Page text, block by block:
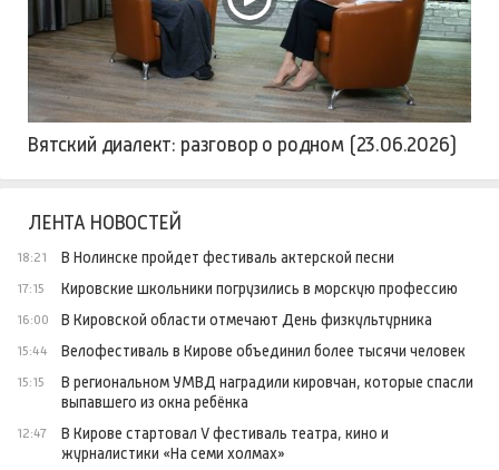
Вятский диалект: разговор о родном (23.06.2026)
ЛЕНТА НОВОСТЕЙ
18:21 В Нолинске пройдет фестиваль актерской песни
17:15 Кировские школьники погрузились в морскую профессию
16:00 В Кировской области отмечают День физкультурника
15:44 Велофестиваль в Кирове объединил более тысячи человек
15:15
В региональном УМВД наградили кировчан, которые спасли
выпавшего из окна ребёнка
12:47
В Кирове стартовал V фестиваль театра, кино и
журналистики «На семи холмах»